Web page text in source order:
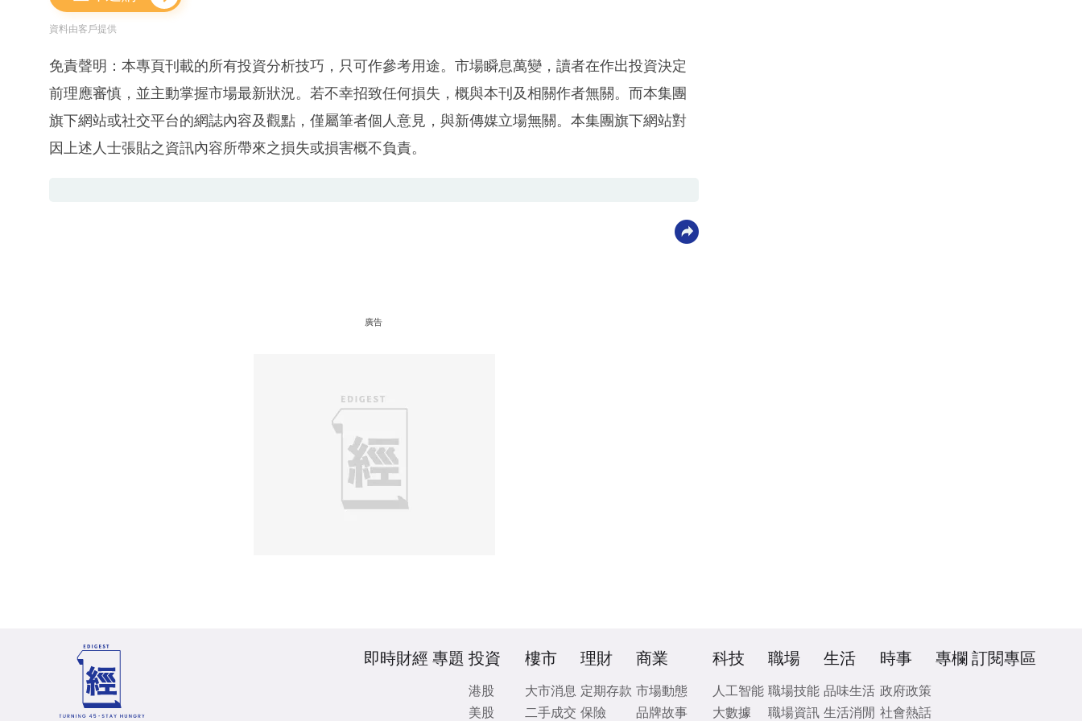
資料由客戶提供
免責聲明：本專頁刊載的所有投資分析技巧，只可作參考用途。市場瞬息萬變，讀者在作出投資決定
前理應審慎，並主動掌握市場最新狀況。若不幸招致任何損失，概與本刊及相關作者無關。而本集團
旗下網站或社交平台的網誌內容及觀點，僅屬筆者個人意見，與新傳媒立場無關。本集團旗下網站對
因上述人士張貼之資訊內容所帶來之損失或損害概不負責。
廣告
即時財經 專題 投資
港股
美股
樓市
大市消息
二手成交
理財
定期存款
保險
商業
市場動態
品牌故事
科技
人工智能
大數據
職場
職場技能
職場資訊
生活
品味生活
生活消閒
時事
政府政策
社會熱話
專欄 訂閱專區